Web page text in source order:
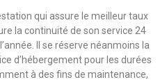
qui assure le meilleur taux
la continuité de son service 24
Il se réserve néanmoins la
d’hébergement pour les durées
à des fins de maintenance,